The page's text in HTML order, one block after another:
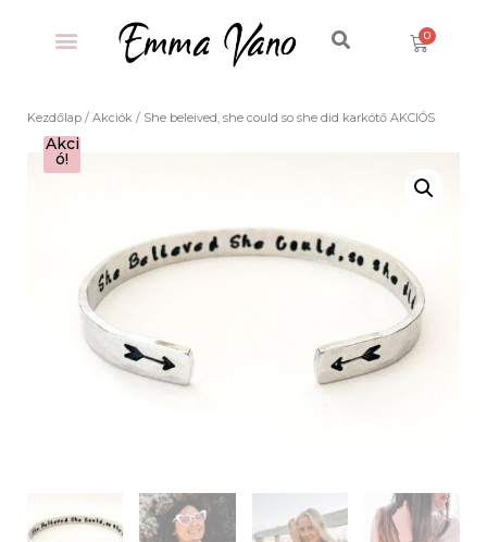
Kezdőlap / Akciók / She beleived, she could so she did karkötő AKCIÓS
Akci
ó!